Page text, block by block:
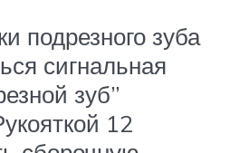
подрезного зуба
сигнальная
зуб”
12